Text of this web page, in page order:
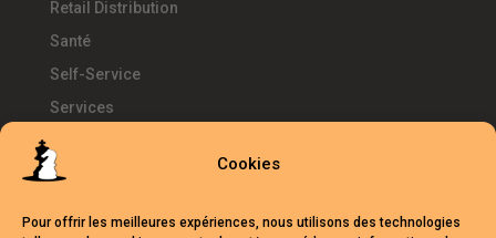
Cookies
Pour offrir les meilleures expériences, nous utilisons des technologies
Retail Distribution
Santé
Self-Service
Services
Télétravail